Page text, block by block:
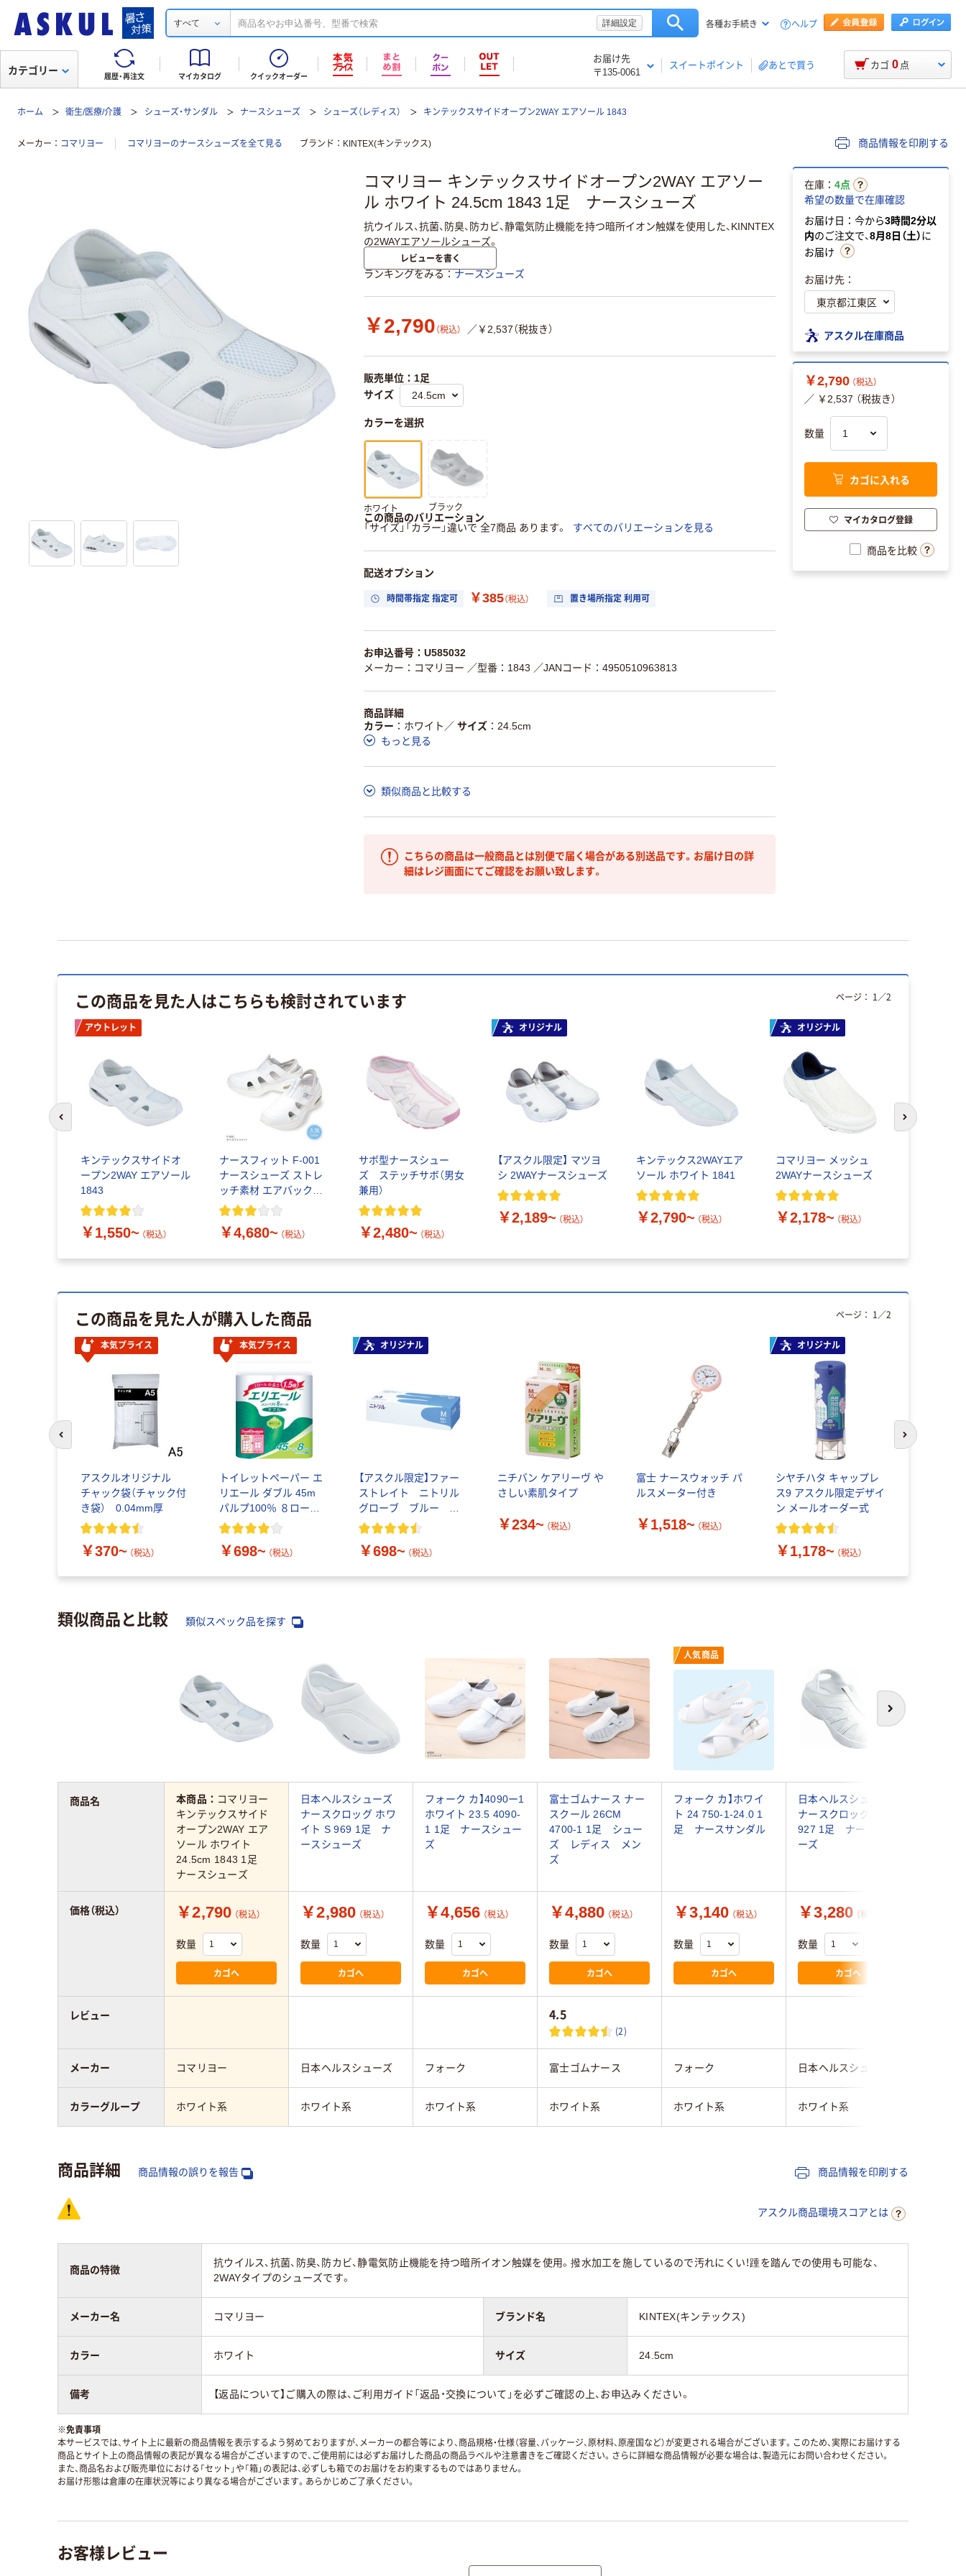
すべて 詳細設定 各種お手続き ヘルプ
履歴・再注文 マイカタログ クイックオーダー
お届け先
〒135-0061
スイートポイント あとで買う
カテゴリー カゴ 0 点
ホーム 衛生/医療/介護 シューズ・サンダル ナースシューズ シューズ（レディス） キンテックスサイドオープン2WAY エアソール 1843
メーカー コマリヨー コマリヨーのナースシューズを全て見る ブランド KINTEX(キンテックス) 商品情報を印刷する
コマリヨー キンテックスサイドオープン2WAY エアソー
ル ホワイト 24.5cm 1843 1足 ナースシューズ
抗ウイルス、抗菌、防臭、防カビ、静電気防止機能を持つ暗所イオン触媒を使用した、KINNTEX
の2WAYエアソールシューズ。
レビューを書く
ランキングをみる ナースシューズ
￥2,790 （税込） ／￥2,537（税抜き）
販売単位：1足
サイズ
カラーを選択
ホワイト ブラック
この商品のバリエーション
「サイズ」「カラー」違いで 全7商品 あります。
すべてのバリエーションを見る
配送オプション
時間帯指定 指定可 ￥385（税込） 置き場所指定 利用可
お申込番号：U585032
メーカー：コマリヨー ／型番：1843 ／JANコード：4950510963813
商品詳細
カラー
ホワイト ／ サイズ
24.5cm
もっと見る
類似商品と比較する
こちらの商品は一般商品とは別便で届く場合がある別送品です。お届け日の詳
細はレジ画面にてご確認をお願い致します。
在庫： 4点
希望の数量で在庫確認
お届け日：今から3時間2分以
内のご注文で、8月8日（土）に
お届け
お届け先：
アスクル在庫商品
￥2,790 （税込）
／ ￥2,537 （税抜き）
数量
カゴに入れる
マイカタログ登録
商品を比較
この商品を見た人はこちらも検討されています
アウトレット
キンテックスサイドオ
ープン2WAY エアソール
1843
￥1,550~ （税込）
ナースフィット F-001
ナースシューズ ストレ
ッチ素材 エアバック内
蔵
￥4,680~ （税込）
サボ型ナースシュー
ズ ステッチサボ（男女
兼用）
￥2,480~ （税込）
オリジナル
【アスクル限定】 マツヨ
シ 2WAYナースシューズ
￥2,189~ （税込）
キンテックス2WAYエア
ソール ホワイト 1841
￥2,790~ （税込）
オリジナル
コマリヨー メッシュ
2WAYナースシューズ
￥2,178~ （税込）
ページ： 1 ／2
前のスライドへ 次のスライド
この商品を見た人が購入した商品
本気プライス
アスクルオリジナル
チャック袋（チャック付
き袋） 0.04mm厚
￥370~ （税込）
本気プライス
トイレットペーパー エ
リエール ダブル 45m
パルプ100％ ８ロー
ル コンパクト リラッ
王製紙
￥698~ （税込）
オリジナル
【アスクル限定】ファー
ストレイト ニトリル
グローブ ブルー 粉
なし（パウダーフリー）
￥698~ （税込）
ニチバン ケアリーヴ や
さしい素肌タイプ
￥234~ （税込）
富士 ナースウォッチ パ
ルスメーター付き
￥1,518~ （税込）
オリジナル
シヤチハタ キャップレ
ス9 アスクル限定デザイ
ン メールオーダー式
￥1,178~ （税込）
ページ： 1 ／2
前のスライドへ 次のスライド
類似商品と比較 類似スペック品を探す
次へ
人気商品
本商品： コマリヨー
キンテックスサイド
オープン2WAY エア
ソール ホワイト
24.5cm 1843 1足
ナースシューズ
日本ヘルスシューズ
ナースクロッグ ホワ
イト S 969 1足 ナ
ースシューズ
フォーク カ】4090ー1
ホワイト 23.5 4090-
1 1足 ナースシュー
ズ
富士ゴムナース ナー
スクール 26CM
4700-1 1足 シュー
ズ レディス メン
ズ
フォーク カ】ホワイ
ト 24 750-1-24.0 1
足 ナースサンダル
日本ヘルスシューズ
ナースクロッグ L
927 1足 ナースシュ
ーズ
￥2,790 （税込）
数量
カゴへ
￥2,980 （税込）
数量
カゴへ
￥4,656 （税込）
数量
カゴへ
￥4,880 （税込）
数量
カゴへ
￥3,140 （税込）
数量
カゴへ
￥3,280 （税込）
数量
カゴへ
4.5
(2)
コマリヨー 日本ヘルスシューズ フォーク 富士ゴムナース フォーク 日本ヘルスシューズ
ホワイト系 ホワイト系 ホワイト系 ホワイト系 ホワイト系 ホワイト系
商品名
価格（税込）
レビュー
メーカー
カラーグループ
商品詳細 商品情報の誤りを報告 商品情報を印刷する
アスクル商品環境スコアとは
商品の特徴
抗ウイルス、抗菌、防臭、防カビ、静電気防止機能を持つ暗所イオン触媒を使用。撥水加工を施しているので汚れにくい！踵を踏んでの使用も可能な、
2WAYタイプのシューズです。
メーカー名 コマリヨー ブランド名 KINTEX(キンテックス)
カラー ホワイト サイズ 24.5cm
備考 【返品について】ご購入の際は、ご利用ガイド「返品・交換について」を必ずご確認の上、お申込みください。
※免責事項
本サービスでは、サイト上に最新の商品情報を表示するよう努めておりますが、メーカーの都合等により、商品規格・仕様（容量、パッケージ、原材料、原産国など）が変更される場合がございます。このため、実際にお届けする
商品とサイト上の商品情報の表記が異なる場合がございますので、ご使用前には必ずお届けした商品の商品ラベルや注意書きをご確認ください。さらに詳細な商品情報が必要な場合は、製造元にお問い合わせください。
また、商品名および販売単位における「セット」や「箱」の表記は、必ずしも箱でのお届けをお約束するものではありません。
お届け形態は倉庫の在庫状況等により異なる場合がございます。あらかじめご了承ください。
お客様レビュー